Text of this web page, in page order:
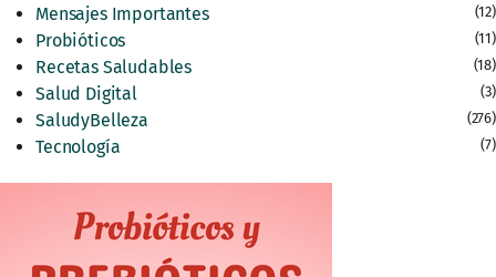
Mensajes Importantes (12)
Probióticos (11)
Recetas Saludables (18)
Salud Digital (3)
SaludyBelleza (276)
Tecnología (7)